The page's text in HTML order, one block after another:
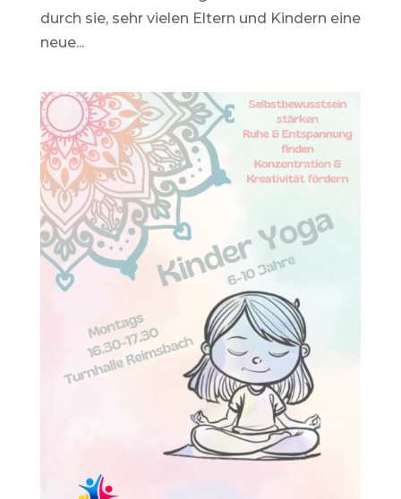
durch sie, sehr vielen Eltern und Kindern eine
neue...